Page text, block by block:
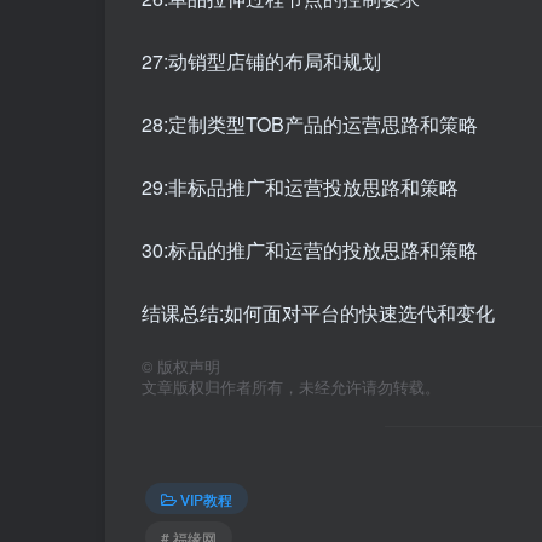
27:动销型店铺的布局和规划
28:定制类型TOB产品的运营思路和策略
29:非标品推广和运营投放思路和策略
30:标品的推广和运营的投放思路和策略
结课总结:如何面对平台的快速选代和变化
© 版权声明
文章版权归作者所有，未经允许请勿转载。
VIP教程
# 福缘网